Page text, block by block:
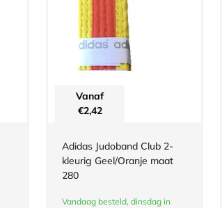
Vanaf
€2,42
Adidas Judoband Club 2-
kleurig Geel/Oranje maat
280
Vandaag besteld, dinsdag in